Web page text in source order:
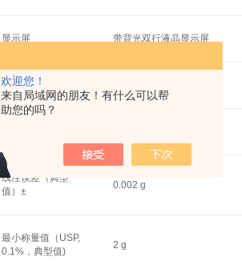
欢迎您！
来自局域网的朋友！有什么可以帮
助您的吗？
显示屏 带背光双行液晶显示屏
使用釜盖
线性误差（典型
值）±
0.002 g
最小称量值（USP,
0.1%，典型值)
2 g